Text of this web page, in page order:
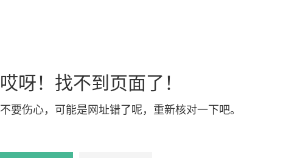
哎呀！找不到页面了！
不要伤心，可能是网址错了呢，重新核对一下吧。